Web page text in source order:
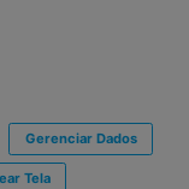
Gerenciar Dados
Tela